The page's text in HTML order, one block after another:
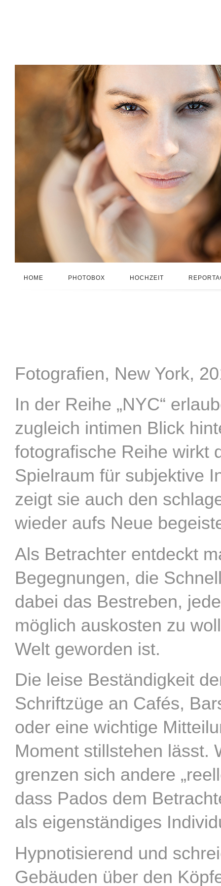
HOME PHOTOBOX HOCHZEIT
Fotografien, New York,
In der Reihe „NYC“
zugleich intimen Blick
fotografische Reihe wirkt
Spielraum für subjektive
zeigt sie auch den
wieder aufs Neue
Als Betrachter entdeckt
Begegnungen, die
dabei das Bestreben,
möglich auskosten zu
Welt geworden ist.
Die leise Beständigkeit
Schriftzüge an Cafés,
oder eine wichtige
Moment stillstehen lässt.
grenzen sich andere
dass Pados dem
als eigenständiges
Hypnotisierend und
Gebäuden über den